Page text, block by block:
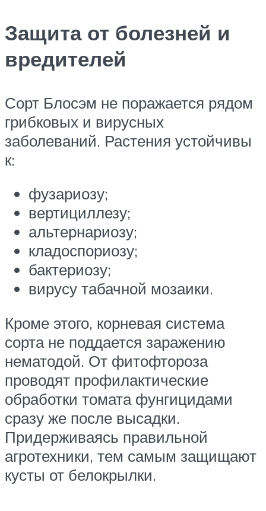
Защита от болезней и
вредителей
Сорт Блосэм не поражается рядом
грибковых и вирусных
заболеваний. Растения устойчивы
к:
фузариозу;
вертициллезу;
альтернариозу;
кладоспориозу;
бактериозу;
вирусу табачной мозаики.
Кроме этого, корневая система
сорта не поддается заражению
нематодой. От фитофтороза
проводят профилактические
обработки томата фунгицидами
сразу же после высадки.
Придерживаясь правильной
агротехники, тем самым защищают
кусты от белокрылки.